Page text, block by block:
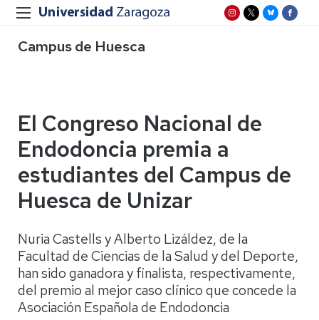
Campus de Huesca
El Congreso Nacional de
Endodoncia premia a
estudiantes del Campus de
Huesca de Unizar
Nuria Castells y Alberto Lizáldez, de la
Facultad de Ciencias de la Salud y del Deporte,
han sido ganadora y finalista, respectivamente,
del premio al mejor caso clínico que concede la
Asociación Española de Endodoncia